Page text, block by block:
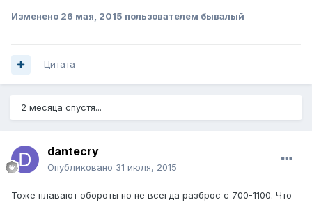
Изменено 26 мая, 2015 пользователем бывалый
Цитата
2 месяца спустя...
dantecry
Опубликовано 31 июля, 2015
Тоже плавают обороты но не всегда разброс с 700-1100. Что